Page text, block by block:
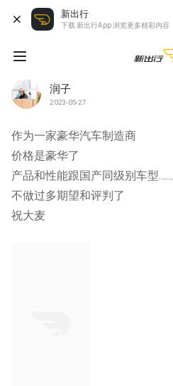
新出行
下载 新出行App 浏览更多精彩内容
润子
2023-05-27
作为一家豪华汽车制造商
价格是豪华了
产品和性能跟国产同级别车型……
不做过多期望和评判了
祝大麦